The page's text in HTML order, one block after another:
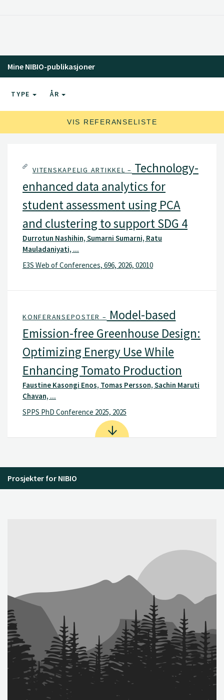
Mine NIBIO-publikasjoner
TYPE ÅR
VIS REFERANSELISTE
VITENSKAPELIG ARTIKKEL – Technology-
enhanced data analytics for
student assessment using PCA
and clustering to support SDG 4
Durrotun Nashihin, Sumarni Sumarni, Ratu
Mauladaniyati, ...
E3S Web of Conferences, 696, 2026, 02010
KONFERANSEPOSTER – Model-based
Emission-free Greenhouse Design:
Optimizing Energy Use While
Enhancing Tomato Production
Faustine Kasongi Enos, Tomas Persson, Sachin Maruti
Chavan, ...
SPPS PhD Conference 2025, 2025
Prosjekter for NIBIO